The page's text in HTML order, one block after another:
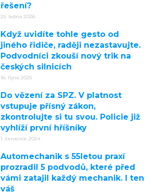
řešení?
25. ledna 2026
Když uvidíte tohle gesto od
jiného řidiče, raději nezastavujte.
Podvodníci zkouší nový trik na
českých silnicích
16. října 2025
Do vězení za SPZ. V platnost
vstupuje přísný zákon,
zkontrolujte si tu svou. Policie již
vyhlíží první hříšníky
1. července 2024
Automechanik s 55letou praxí
prozradil 5 podvodů, které před
vámi zatajil každý mechanik. I ten
váš